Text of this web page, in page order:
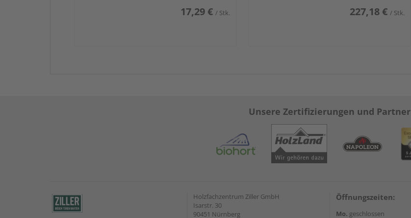
17,29 € / Stk. 227,18 € / Stk.
Unsere Zertifizierungen und Partner
Holzfachzentrum Ziller GmbH
Isarstr. 30
90451 Nürnberg
Öffnungszeiten:
Mo. geschlossen